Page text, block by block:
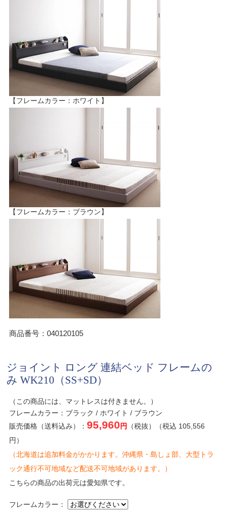
【フレームカラー：ホワイト】
【フレームカラー：ブラウン】
商品番号：040120105
ジョイント ロング 連結ベッド フレームの
み WK210（SS+SD）
（この商品には、マットレスは付きません。）
フレームカラー：ブラック / ホワイト / ブラウン
販売価格（送料込み）：95,960 円
（税抜）（税込 105,556
円）
（北海道は追加料金がかかります。沖縄県・島しょ部、大型トラ
ック通行不可地域など配送不可地域があります。）
こちらの商品の出荷元は愛知県です。
フレームカラー：